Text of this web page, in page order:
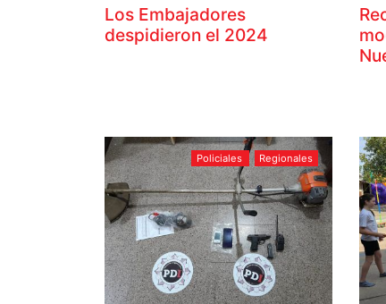
Los Embajadores
despidieron el 2024
Policiales Regionales